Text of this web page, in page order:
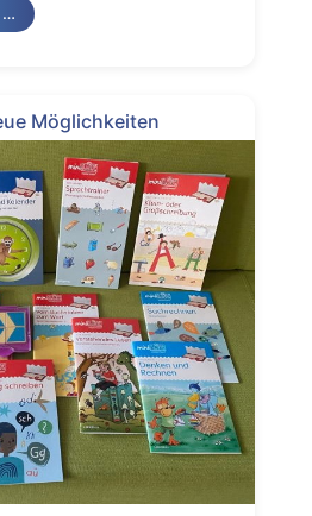
…
Möglichkeiten